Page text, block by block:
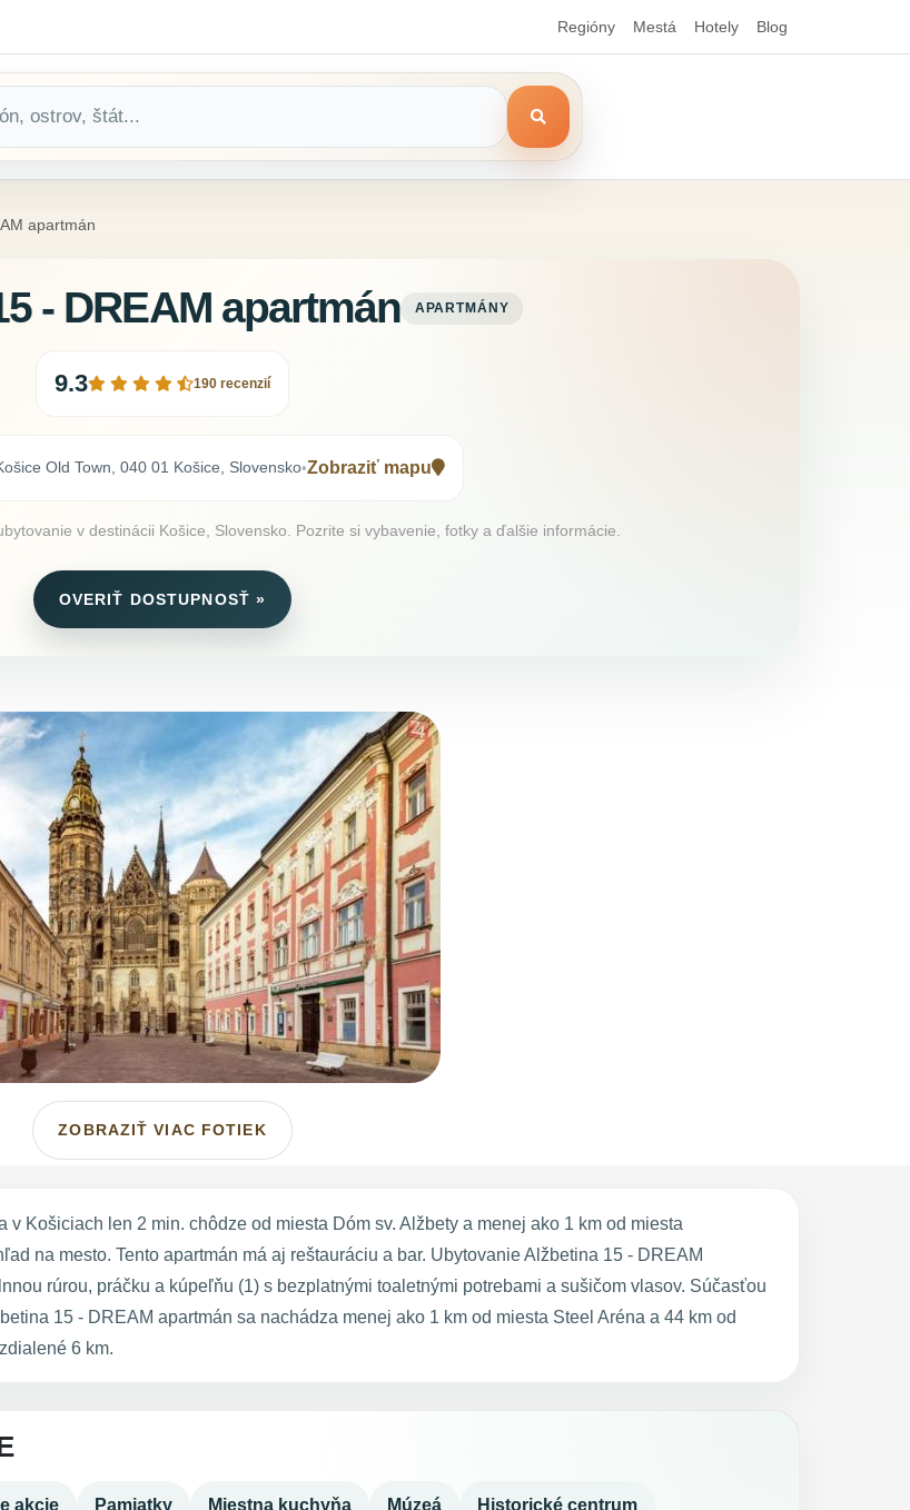
Regióny Mestá Hotely Blog
apartmán
- DREAM apartmán APARTMÁNY
9.3 190 recenzií
Old Town, 040 01 Košice, Slovensko•Zobraziť mapu
v destinácii Košice, Slovensko. Pozrite si vybavenie, fotky a ďalšie informácie.
OVERIŤ DOSTUPNOSŤ »
ZOBRAZIŤ VIAC FOTIEK
Košiciach len 2 min. chôdze od miesta Dóm sv. Alžbety a menej ako 1 km od miesta
na mesto. Tento apartmán má aj reštauráciu a bar. Ubytovanie Alžbetina 15 - DREAM
rúrou, práčku a kúpeľňu (1) s bezplatnými toaletnými potrebami a sušičom vlasov. Súčasťou
15 - DREAM apartmán sa nachádza menej ako 1 km od miesta Steel Aréna a 44 km od
6 km.
akcie Pamiatky Miestna kuchyňa Múzeá Historické centrum